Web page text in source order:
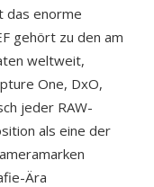
das enorme
gehört zu den am
weltweit,
One, DxO,
jeder RAW-
als eine der
Ära